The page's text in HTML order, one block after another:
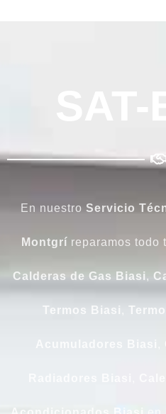
En nuestro Servicio
Montgrí reparamos todo
Calderas de Gas Biasi,
Termos Biasi ,